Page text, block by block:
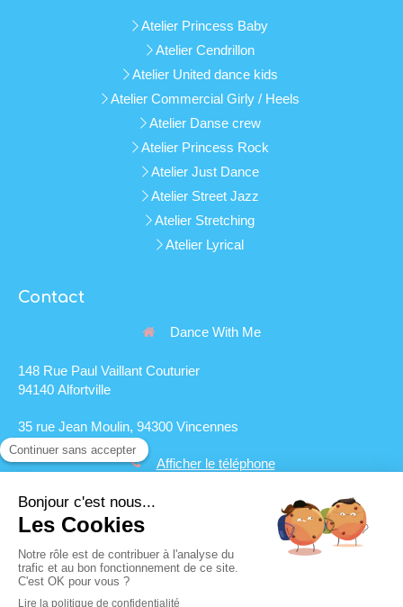
Atelier Princess Baby
Atelier Cendrillon
Atelier United dance kids
Atelier Commercial Girly / Heels
Atelier Danse crew
Atelier Princess Rock
Atelier Just Dance
Atelier Street Jazz
Atelier Stretching
Atelier Lyrical
Contact
Dance With Me
148 Rue Paul Vaillant Couturier
94140 Alfortville
35 rue Jean Moulin, 94300 Vincennes
Afficher le téléphone
Contacter Dance With Me